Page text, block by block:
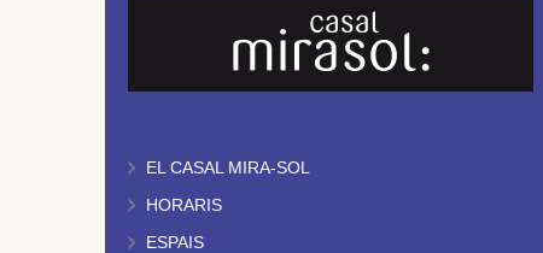
EL CASAL MIRA-SOL
HORARIS
ESPAIS